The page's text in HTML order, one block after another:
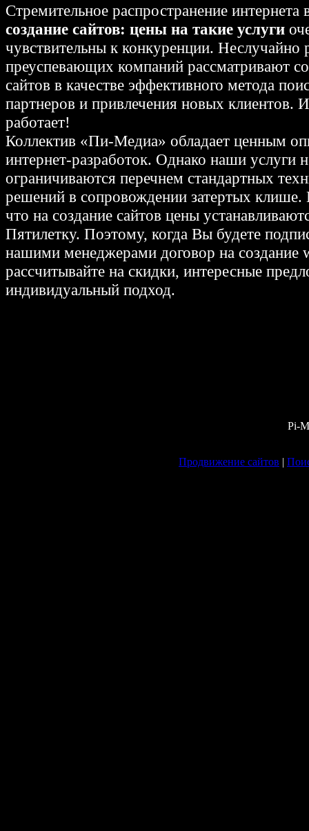
Стремительное распространение интернета
создание сайтов: цены на такие услуги
чувствительны к конкуренции. Неслучайно
преуспевающих компаний рассматривают
сайтов в качестве эффективного метода
партнеров и привлечения новых клиентов.
работает!
Коллектив «Пи-Медиа» обладает ценным
интернет-разработок. Однако наши услуги
ограничиваются перечнем стандартных
решений в сопровождении затертых клише.
что на создание сайтов цены
Пятилетку. Поэтому, когда Вы будете
нашими менеджерами договор на создание
рассчитывайте на скидки, интересные
индивидуальный подход.
Pi-
Продвижение сайтов |